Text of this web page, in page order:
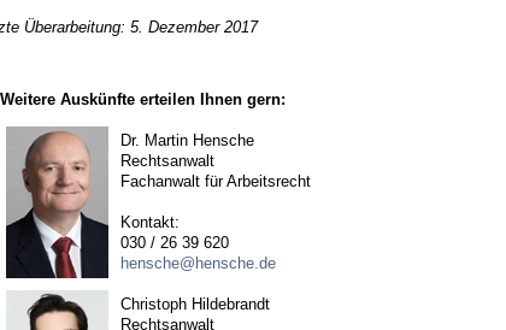
Überarbeitung: 5. Dezember 2017
Weitere Auskünfte erteilen Ihnen gern:
Dr. Martin Hensche
Rechtsanwalt
Fachanwalt für Arbeitsrecht
Kontakt:
030 / 26 39 620
hensche@hensche.de
Christoph Hildebrandt
Rechtsanwalt